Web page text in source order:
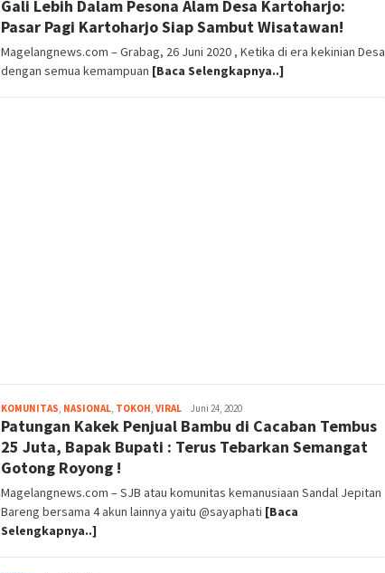
Gali Lebih Dalam Pesona Alam Desa Kartoharjo:
Pasar Pagi Kartoharjo Siap Sambut Wisatawan!
Magelangnews.com – Grabag, 26 Juni 2020 , Ketika di era kekinian Desa
dengan semua kemampuan [Baca Selengkapnya..]
KOMUNITAS, NASIONAL, TOKOH, VIRAL magelangnews
Juni 24, 2020
Patungan Kakek Penjual Bambu di Cacaban Tembus
25 Juta, Bapak Bupati : Terus Tebarkan Semangat
Gotong Royong !
Magelangnews.com – SJB atau komunitas kemanusiaan Sandal Jepitan
Bareng bersama 4 akun lainnya yaitu @sayaphati [Baca
Selengkapnya..]